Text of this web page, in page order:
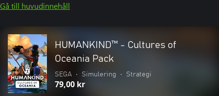
Gå till huvudinnehåll
HUMANKIND™ - Cultures of
Oceania Pack
SEGA • Simulering • Strategi
79,00 kr